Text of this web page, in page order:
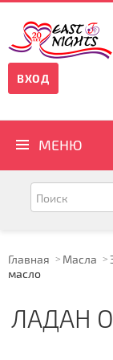
ВХОД
МЕНЮ
Главная Масла
масло
ЛАДАН